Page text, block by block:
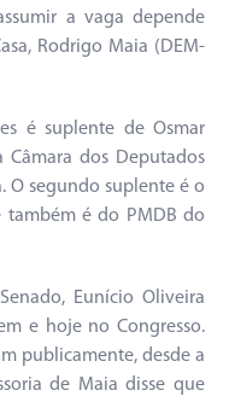
a vaga depende
Rodrigo Maia (DEM-
é suplente de Osmar
Câmara dos Deputados
O segundo suplente é o
é do PMDB do
Eunício Oliveira
e hoje no Congresso.
publicamente, desde a
de Maia disse que